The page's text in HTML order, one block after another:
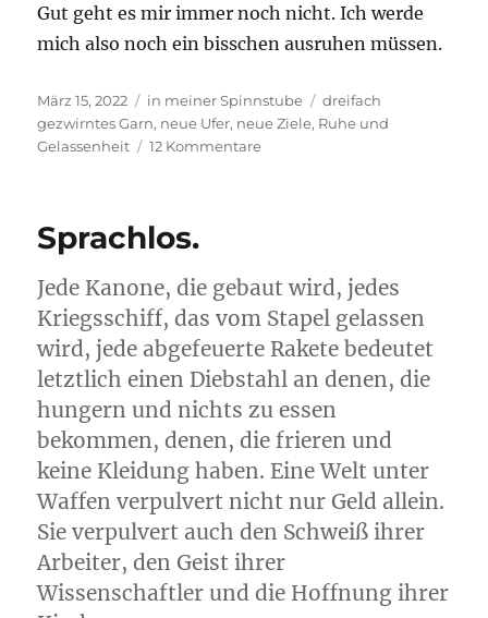
Gut geht es mir immer noch nicht. Ich werde
mich also noch ein bisschen ausruhen müssen.
Veröffentlicht
am
März 15, 2022 Kategorien
in meiner Spinnstube Schlagwörter
dreifach
gezwirntes Garn, neue Ufer, neue Ziele, Ruhe und
Gelassenheit
12 Kommentarezu
Sprachlos.
Jede Kanone, die gebaut wird, jedes
Kriegsschiff, das vom Stapel gelassen
wird, jede abgefeuerte Rakete bedeutet
letztlich einen Diebstahl an denen, die
hungern und nichts zu essen
bekommen, denen, die frieren und
keine Kleidung haben. Eine Welt unter
Waffen verpulvert nicht nur Geld allein.
Sie verpulvert auch den Schweiß ihrer
Arbeiter, den Geist ihrer
Wissenschaftler und die Hoffnung ihrer